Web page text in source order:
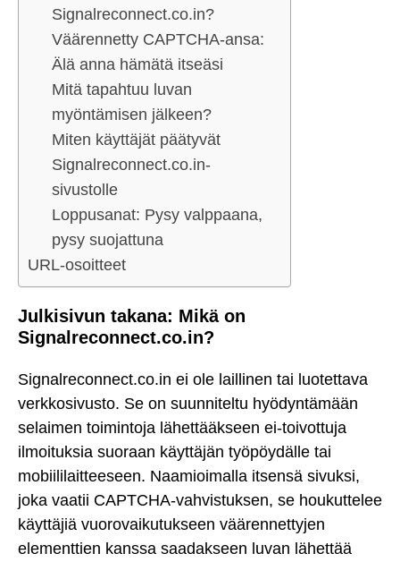
Signalreconnect.co.in?
Väärennetty CAPTCHA-ansa:
Älä anna hämätä itseäsi
Mitä tapahtuu luvan
myöntämisen jälkeen?
Miten käyttäjät päätyvät
Signalreconnect.co.in-
sivustolle
Loppusanat: Pysy valppaana,
pysy suojattuna
URL-osoitteet
Julkisivun takana: Mikä on
Signalreconnect.co.in?
Signalreconnect.co.in ei ole laillinen tai luotettava
verkkosivusto. Se on suunniteltu hyödyntämään
selaimen toimintoja lähettääkseen ei-toivottuja
ilmoituksia suoraan käyttäjän työpöydälle tai
mobiililaitteeseen. Naamioimalla itsensä sivuksi,
joka vaatii CAPTCHA-vahvistuksen, se houkuttelee
käyttäjiä vuorovaikutukseen väärennettyjen
elementtien kanssa saadakseen luvan lähettää